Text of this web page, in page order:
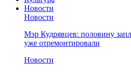
Новости
Новости
Мэр Кудрявцев: половину
уже отремонтировали
Новости